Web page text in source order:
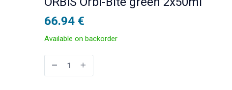
66.94 €
Available on backorder